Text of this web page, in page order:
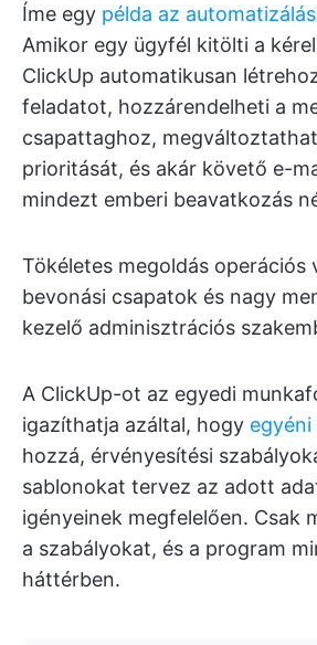
Íme egy példa az
Amikor egy ügyfél kitölti a
ClickUp automatikusan
feladatot, hozzárendelheti a
csapattaghoz,
prioritását, és akár követő e-
mindezt emberi beavatkozás
Tökéletes megoldás operációs
bevonási csapatok és nagy
kezelő adminisztrációs
A ClickUp-ot az egyedi
igazíthatja azáltal, hogy
hozzá, érvényesítési
sablonokat tervez az adott
igényeinek megfelelően. Csak
a szabályokat, és a program
háttérben.